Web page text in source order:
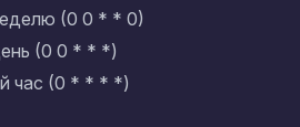
(0 0 * * 0)
(0 0 * * *)
час (0 * * * *)